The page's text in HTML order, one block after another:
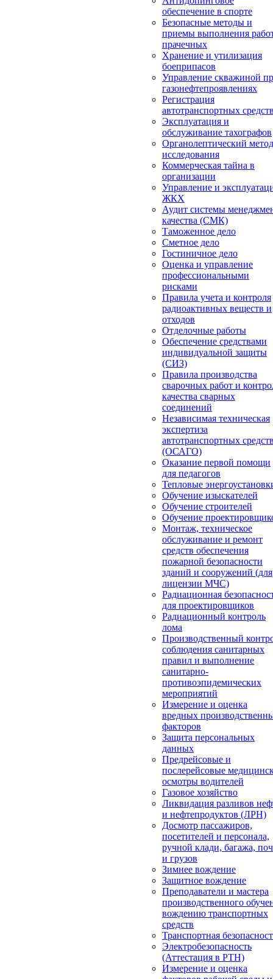
обеспечение в спорте
Безопасные методы и
приемы выполнения
прачечных
Хранение и утилизация
боеприпасов
Управление скважиной
газонефтепроявлениях
Регистрация
автотранспортных
Эксплуатация и
обслуживание тахографов
Органолептический метод
исследования
Коммерческая тайна в
организации
Управление и
ЖКХ
Аудит системы
качества (СМК)
Таможенное дело
Сметное дело
Гостиничное дело
Оценка и управление
профессиональными
рисками
Правила учета и контроля
радиоактивных веществ и
отходов
Отделочные работы
Обеспечение средствами
индивидуальной защиты
(СИЗ)
Правила производства
сварочных работ и
качества сварных
соединений
Независимая техническая
экспертиза
автотранспортных
(ОСАГО)
Оказание первой помощи
для педагогов
Тепловые
Обучение изыскателей
Обучение строителей
Обучение
Монтаж, техническое
обслуживание и ремонт
средств обеспечения
пожарной безопасности
зданий и сооружений (для
лицензии МЧС)
Радиационная
для проектировщиков
Радиационный контроль
лома
Производственный
соблюдения санитарных
правил и выполнение
санитарно-
противоэпидемических
мероприятий
Измерение и оценка
вредных
факторов
Защита персональных
данных
Предрейсовые и
послерейсовые
осмотры водителей
Газовое хозяйство
Ликвидация разливов
и нефтепродуктов (ЛРН)
Досмотр пассажиров,
посетителей и персонала,
ручной клади, багажа,
и грузов
Зимнее вождение
Защитное вождение
Преподаватели и мастера
производственного
вождению транспортных
средств
Транспортная
Электробезопасность
(Аттестация в РТН)
Измерение и оценка